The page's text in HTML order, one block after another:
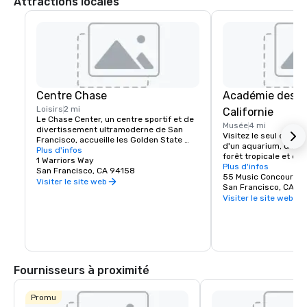
Centre Chase
Loisirs2 mi
Le Chase Center, un centre sportif et de
divertissement ultramoderne de San
Francisco, accueille les Golden State
Warriors et organise près de 200
événements par an.
Plus d'infos
1 Warriors Way
San Francisco, CA 94158
Visiter le site web
Académie des
Californie
Musée4 mi
Visitez le seul
d'un aquarium, d'un
forêt tropicale et
naturelle, le tout
Plus d'infos
55 Music Concourse
San Francisco, CA
Visiter le site web
Fournisseurs à proximité
Promu